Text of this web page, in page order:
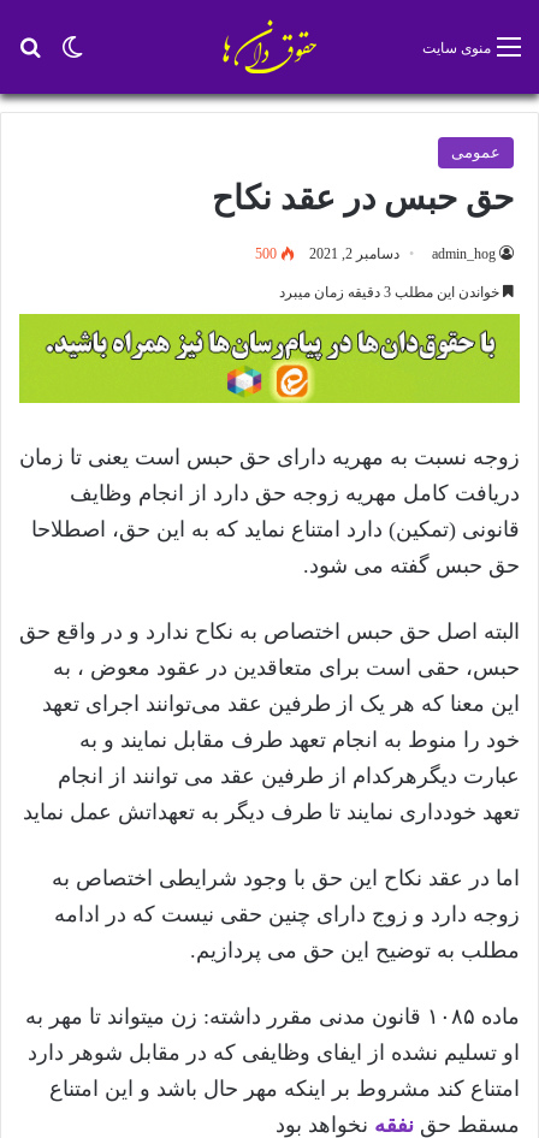
تغییر منوی سایت
عمومی
حق حبس در عقد نکاح
admin_hog دسامبر 2, 2021 500
خواندن این مطلب 3 دقیقه زمان میبرد
زوجه نسبت به مهریه دارای حق حبس است یعنی تا زمان
دریافت کامل مهریه زوجه حق دارد از انجام وظایف
قانونی (تمکین) دارد امتناع نماید که به این حق، اصطلاحا
حق حبس گفته می شود.
البته اصل حق حبس اختصاص به نکاح ندارد و در واقع حق
حبس، حقی است برای متعاقدین در عقود معوض ، به
این معنا که هر یک از طرفین عقد می‌توانند اجرای تعهد
خود را منوط به انجام تعهد طرف مقابل نمایند و به
عبارت دیگرهرکدام از طرفین عقد می توانند از انجام
تعهد خودداری نمایند تا طرف دیگر به تعهداتش عمل نماید
اما در عقد نکاح این حق با وجود شرایطی اختصاص به
زوجه دارد و زوج دارای چنین حقی نیست که در ادامه
مطلب به توضیح این حق می پردازیم.
ماده ۱۰۸۵ قانون مدنی مقرر داشته: زن میتواند تا مهر به
او تسلیم نشده از ایفای وظایفی که در مقابل شوهر دارد
امتناع کند مشروط بر اینکه مهر حال باشد و این امتناع
مسقط حق نفقه نخواهد بود